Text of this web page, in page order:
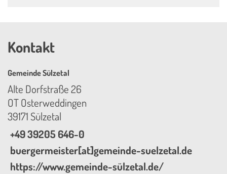
Kontakt
Gemeinde Sülzetal
Alte Dorfstraße 26
OT Osterweddingen
39171 Sülzetal
+49 39205 646-0
buergermeister[at]gemeinde-suelzetal.de
https://www.gemeinde-sülzetal.de/